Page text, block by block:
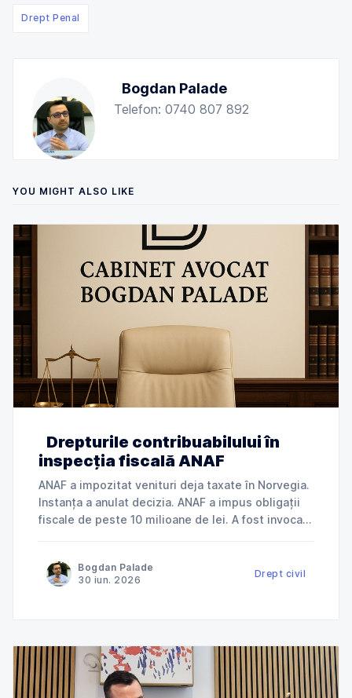
Drept Penal
Bogdan Palade
Telefon: 0740 807 892
YOU MIGHT ALSO LIKE
Drepturile contribuabilului în
inspecția fiscală ANAF
ANAF a impozitat venituri deja taxate în Norvegia.
Instanța a anulat decizia. ANAF a impus obligații
fiscale de peste 10 milioane de lei. A fost invocată
dreptate contribuabilului. Jurisprudență explicată
de Cabinet Avocat Bogdan Palade DIN SERIA
Bogdan Palade
30 iun. 2026
Drept civil